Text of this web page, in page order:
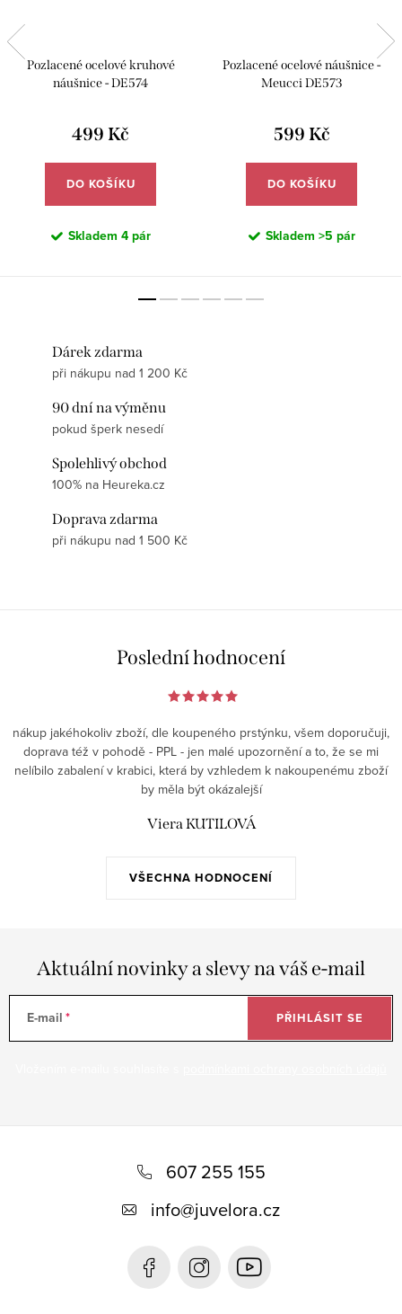
Pozlacené ocelové kruhové
náušnice - DE574
499 Kč
DO KOŠÍKU
Skladem 4 pár
Pozlacené ocelové náušnice -
Meucci DE573
599 Kč
DO KOŠÍKU
Skladem >5 pár
Dárek zdarma
při nákupu nad 1 200 Kč
90 dní na výměnu
pokud šperk nesedí
Spolehlivý obchod
100% na Heureka.cz
Doprava zdarma
při nákupu nad 1 500 Kč
Poslední hodnocení
VŠECHNA HODNOCENÍ
nákup jakéhokoliv zboží, dle koupeného prstýnku, všem doporučuji,
doprava též v pohodě - PPL - jen malé upozornění a to, že se mi
nelíbilo zabalení v krabici, která by vzhledem k nakoupenému zboží
by měla být okázalejší
Viera KUTILOVÁ
Aktuální novinky a slevy na váš e-mail
E-mail PŘIHLÁSIT SE
607 255 155
info@juvelora.cz